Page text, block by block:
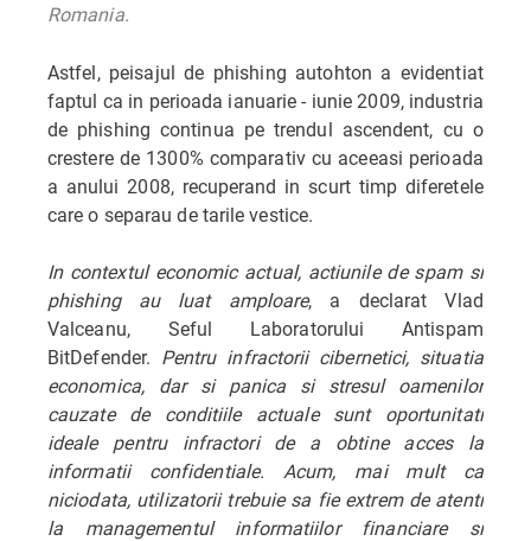
Romania.
Astfel, peisajul de phishing autohton a evidentiat
faptul ca in perioada ianuarie - iunie 2009, industria
de phishing continua pe trendul ascendent, cu o
crestere de 1300% comparativ cu aceeasi perioada
a anului 2008, recuperand in scurt timp diferetele
care o separau de tarile vestice.
In contextul economic actual, actiunile de spam si
phishing au luat amploare, a declarat Vlad
Valceanu, Seful Laboratorului Antispam
BitDefender. Pentru infractorii cibernetici, situatia
economica, dar si panica si stresul oamenilor
cauzate de conditiile actuale sunt oportunitati
ideale pentru infractori de a obtine acces la
informatii confidentiale. Acum, mai mult ca
niciodata, utilizatorii trebuie sa fie extrem de atenti
la managementul informatiilor financiare si